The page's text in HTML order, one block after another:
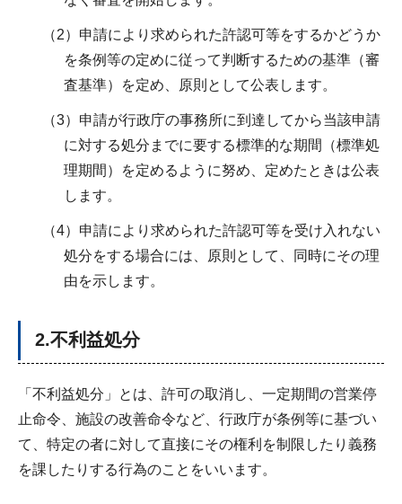
（2）申請により求められた許認可等をするかどうか
を条例等の定めに従って判断するための基準（審
査基準）を定め、原則として公表します。
（3）申請が行政庁の事務所に到達してから当該申請
に対する処分までに要する標準的な期間（標準処
理期間）を定めるように努め、定めたときは公表
します。
（4）申請により求められた許認可等を受け入れない
処分をする場合には、原則として、同時にその理
由を示します。
2.不利益処分
「不利益処分」とは、許可の取消し、一定期間の営業停
止命令、施設の改善命令など、行政庁が条例等に基づい
て、特定の者に対して直接にその権利を制限したり義務
を課したりする行為のことをいいます。